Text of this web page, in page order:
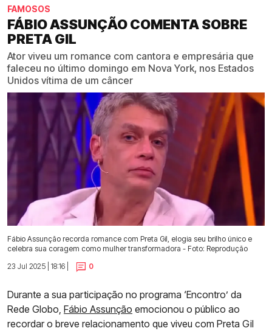
FAMOSOS
FÁBIO ASSUNÇÃO COMENTA SOBRE
PRETA GIL
Ator viveu um romance com cantora e empresária que
faleceu no último domingo em Nova York, nos Estados
Unidos vítima de um câncer
Fábio Assunção recorda romance com Preta Gil, elogia seu brilho único e
celebra sua coragem como mulher transformadora - Foto: Reprodução
23 Jul 2025 | 18:16 |
0
Durante a sua participação no programa ‘Encontro’ da
Rede Globo, Fábio Assunção emocionou o público ao
recordar o breve relacionamento que viveu com Preta Gil